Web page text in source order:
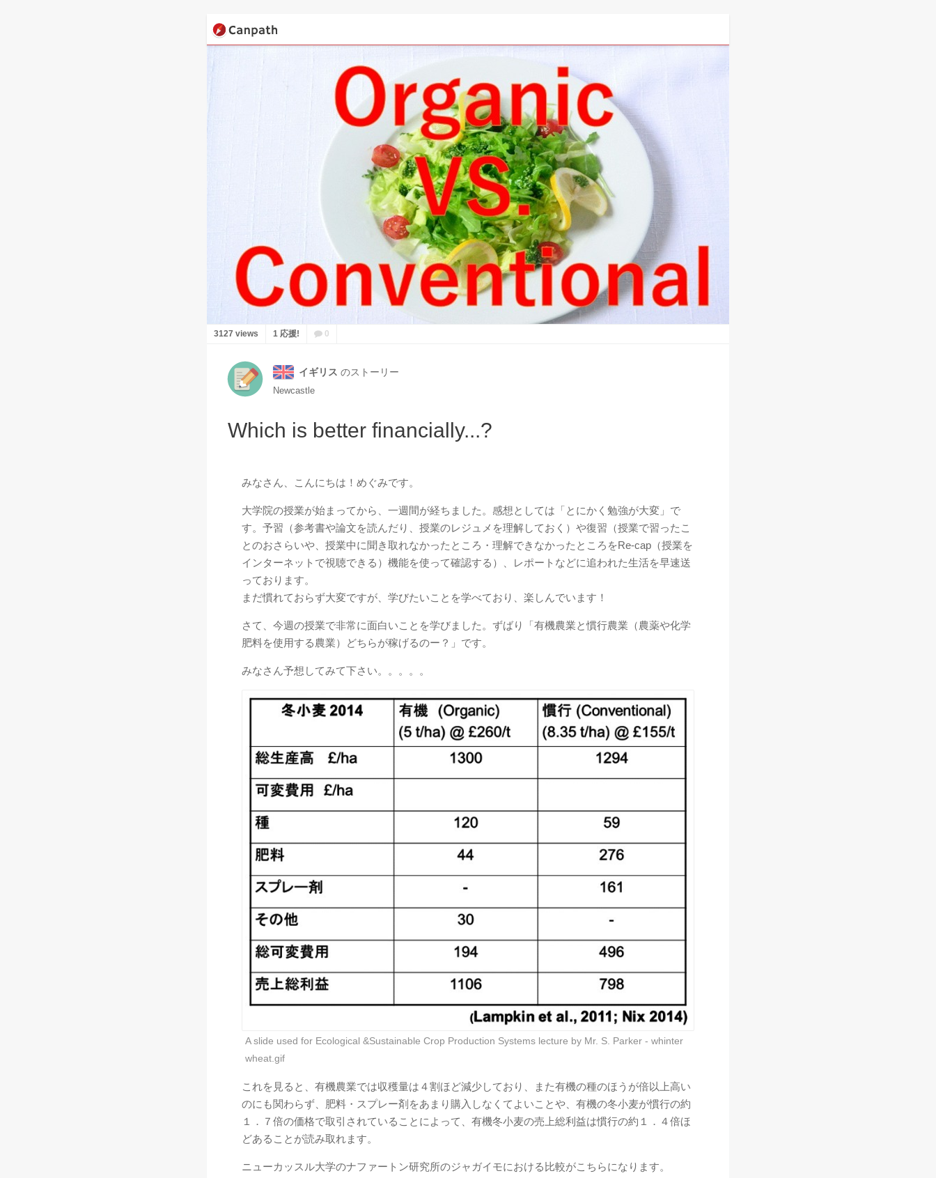
3127 views 1 応援! 0
イギリス のストーリー
Newcastle
Which is better financially...?
みなさん、こんにちは！めぐみです。
大学院の授業が始まってから、一週間が経ちました。感想としては「とにかく勉強が大変」で
す。予習（参考書や論文を読んだり、授業のレジュメを理解しておく）や復習（授業で習ったこ
とのおさらいや、授業中に聞き取れなかったところ・理解できなかったところをRe-cap（授業を
インターネットで視聴できる）機能を使って確認する）、レポートなどに追われた生活を早速送
っております。
まだ慣れておらず大変ですが、学びたいことを学べており、楽しんでいます！
さて、今週の授業で非常に面白いことを学びました。ずばり「有機農業と慣行農業（農薬や化学
肥料を使用する農業）どちらが稼げるのー？」です。
みなさん予想してみて下さい。。。。。
A slide used for Ecological &Sustainable Crop Production Systems lecture by Mr. S. Parker - whinter
wheat.gif
これを見ると、有機農業では収穫量は４割ほど減少しており、また有機の種のほうが倍以上高い
のにも関わらず、肥料・スプレー剤をあまり購入しなくてよいことや、有機の冬小麦が慣行の約
１．７倍の価格で取引されていることによって、有機冬小麦の売上総利益は慣行の約１．４倍ほ
どあることが読み取れます。
ニューカッスル大学のナファートン研究所のジャガイモにおける比較がこちらになります。